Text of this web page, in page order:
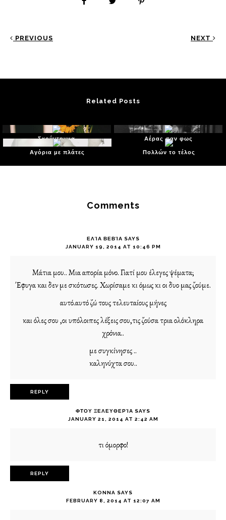
PREVIOUS NEXT
Related Posts
Σκούντηγμα Αέρας σαν φως
Αγόρια με πλάτες Πολλών το τέλος
InteractionsComments
ΕΛΊΑ ΒΕΒΊΑ SAYS
JANUARY 19, 2014 AT 10:46 PM
Μάτια μου.. Μια απορία μόνο. Γιατί μου έλεγες ψέματα;
Έφυγα και δεν με σκότωσες. Χωρίσαμε κι όμως κι οι δυο μας ζούμε.
αυτό.αυτό ζώ τους τελευταίους μήνες
και όλες σου ,οι υπόλοιπες λέξεις σου,τις ζούσα τρια ολόκληρα
χρόνια..
με συγκίνησες ..
καληνύχτα σου..
REPLY
ΦΤΟΥ ΞΕΛΕΥΘΕΡΊΑ SAYS
JANUARY 21, 2014 AT 2:42 AM
τι όμορφο!
REPLY
KONNA SAYS
FEBRUARY 8, 2014 AT 12:07 AM